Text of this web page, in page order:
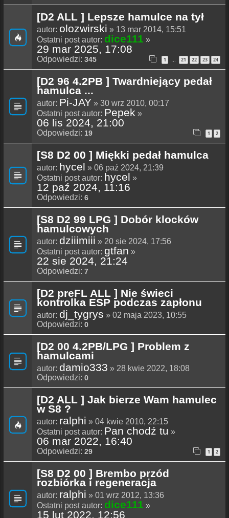
[D2 ALL ] Lepsze hamulce na tył
autor: olozwirski » 13 mar 2014, 15:51
Ostatni post autor: dice111 »
29 mar 2025, 17:08
Odpowiedzi: 345 1 … 21 22 23 24
[D2 96 4.2PB ] Twardniejący pedał
hamulca ...
autor: Pi-JAY » 30 wrz 2010, 00:17
Ostatni post autor: Pepek »
06 lis 2024, 21:00
Odpowiedzi: 19 1 2
[S8 D2 00 ] Miękki pedał hamulca
autor: hycel » 06 paź 2024, 21:39
Ostatni post autor: hycel »
12 paź 2024, 11:16
Odpowiedzi: 6
[S8 D2 99 LPG ] Dobór klocków
hamulcowych
autor: dziiimiii » 20 sie 2024, 17:56
Ostatni post autor: gtfan »
22 sie 2024, 21:24
Odpowiedzi: 7
[D2 preFL ALL ] Nie świeci
kontrolka ESP podczas zapłonu
autor: dj_tygrys » 02 maja 2023, 10:55
Odpowiedzi: 0
[D2 00 4.2PB/LPG ] Problem z
hamulcami
autor: damio333 » 28 kwie 2022, 18:08
Odpowiedzi: 0
[D2 ALL ] Jak bierze Wam hamulec
w S8 ?
autor: ralphi » 04 kwie 2010, 22:15
Ostatni post autor: Pan chodź tu »
06 mar 2022, 16:40
Odpowiedzi: 29 1 2
[S8 D2 00 ] Brembo przód
rozbiórka i regeneracja
autor: ralphi » 01 wrz 2012, 13:36
Ostatni post autor: dice111 »
15 lut 2022, 12:56